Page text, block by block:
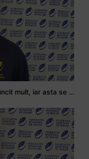
Stejarul Logan Weidner: Echipa a muncit mult, iar asta se va vedea în meciurile de la Nations Cup